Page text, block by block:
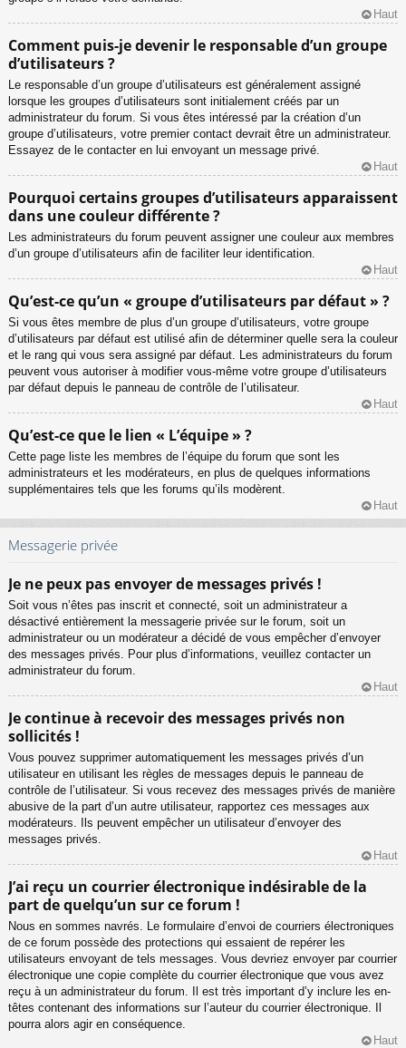
Haut
Comment puis-je devenir le responsable d’un groupe
d’utilisateurs ?
Le responsable d’un groupe d’utilisateurs est généralement assigné
lorsque les groupes d’utilisateurs sont initialement créés par un
administrateur du forum. Si vous êtes intéressé par la création d’un
groupe d’utilisateurs, votre premier contact devrait être un administrateur.
Essayez de le contacter en lui envoyant un message privé.
Haut
Pourquoi certains groupes d’utilisateurs apparaissent
dans une couleur différente ?
Les administrateurs du forum peuvent assigner une couleur aux membres
d’un groupe d’utilisateurs afin de faciliter leur identification.
Haut
Qu’est-ce qu’un « groupe d’utilisateurs par défaut » ?
Si vous êtes membre de plus d’un groupe d’utilisateurs, votre groupe
d’utilisateurs par défaut est utilisé afin de déterminer quelle sera la couleur
et le rang qui vous sera assigné par défaut. Les administrateurs du forum
peuvent vous autoriser à modifier vous-même votre groupe d’utilisateurs
par défaut depuis le panneau de contrôle de l’utilisateur.
Haut
Qu’est-ce que le lien « L’équipe » ?
Cette page liste les membres de l’équipe du forum que sont les
administrateurs et les modérateurs, en plus de quelques informations
supplémentaires tels que les forums qu’ils modèrent.
Haut
Messagerie privée
Je ne peux pas envoyer de messages privés !
Soit vous n’êtes pas inscrit et connecté, soit un administrateur a
désactivé entièrement la messagerie privée sur le forum, soit un
administrateur ou un modérateur a décidé de vous empêcher d’envoyer
des messages privés. Pour plus d’informations, veuillez contacter un
administrateur du forum.
Haut
Je continue à recevoir des messages privés non
sollicités !
Vous pouvez supprimer automatiquement les messages privés d’un
utilisateur en utilisant les règles de messages depuis le panneau de
contrôle de l’utilisateur. Si vous recevez des messages privés de manière
abusive de la part d’un autre utilisateur, rapportez ces messages aux
modérateurs. Ils peuvent empêcher un utilisateur d’envoyer des
messages privés.
Haut
J’ai reçu un courrier électronique indésirable de la
part de quelqu’un sur ce forum !
Nous en sommes navrés. Le formulaire d’envoi de courriers électroniques
de ce forum possède des protections qui essaient de repérer les
utilisateurs envoyant de tels messages. Vous devriez envoyer par courrier
électronique une copie complète du courrier électronique que vous avez
reçu à un administrateur du forum. Il est très important d’y inclure les en-
têtes contenant des informations sur l’auteur du courrier électronique. Il
pourra alors agir en conséquence.
Haut